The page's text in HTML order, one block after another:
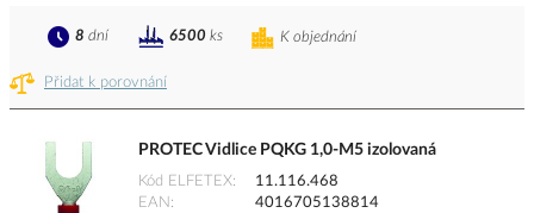
Přidat k porovnání
K objednání
8 dní 6500 ks
PROTEC Vidlice PQKG 1,0-M5 izolovaná
Kód ELFETEX
11.116.468
EAN
4016705138814